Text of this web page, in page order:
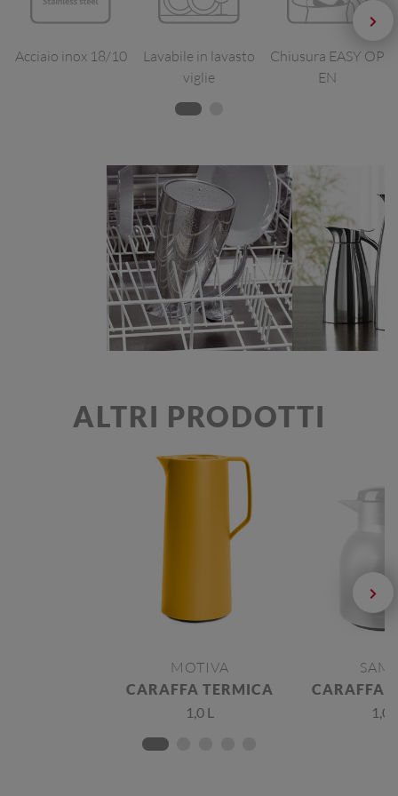
Acciaio inox 18/10
Lavabile in lavasto
viglie
Chiusura EASY OP
EN
ALTRI PRODOTTI
MOTIVA
CARAFFA TERMICA
1,0 L
CARAFFA
1,0